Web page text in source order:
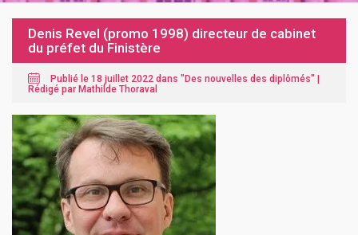
Denis Revel (promo 1998) directeur de cabinet
du préfet du Finistère
Publié le 18 juillet 2022 dans "Des nouvelles des diplômés" |
Rédigé par Mathilde Thoraval